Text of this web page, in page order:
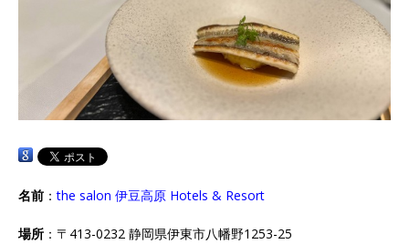
名前 ：the salon 伊豆高原 Hotels & Resort
場所 ：〒413-0232 静岡県伊東市八幡野1253-25